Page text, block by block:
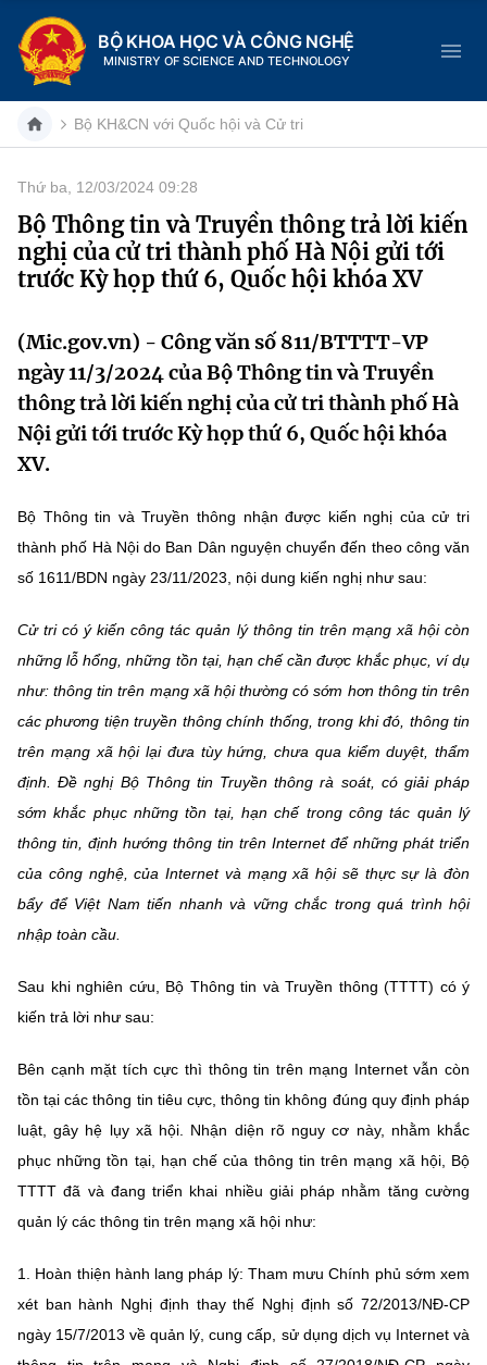
BỘ KHOA HỌC VÀ CÔNG NGHỆ
MINISTRY OF SCIENCE AND TECHNOLOGY
Danh mục
Trang chủ
Chức năng nhiệm vụ
Cơ cấu tổ chức
Lịch sử phát triển
Sở Khoa học và Công nghệ
Tin tức sự kiện
Khoa học và Công nghệ
Đổi mới sáng tạo
Chuyển đổi số
Bưu chính, Viễn thông
Sở hữu trí tuệ
Năng lượng nguyên tử
Tin tổng hợp
Tin địa phương
Dịch vụ công
Hệ thống văn bản
Văn bản QPPL
Lấy ý kiến người dân về dự thảo VBQPPL
MST IOFFICE
THỐNG KÊ
Đổi mới sáng tạo
Chuyển đổi số
Bưu chính, Viễn thông
Sở hữu trí tuệ
Tiêu chuẩn, đo lường, chất lượng
Năng lượng nguyên tử
THƯ ĐIỆN TỬ
Videos
Infographic
Ảnh
Nhiệm vụ trọng tâm
Chọn ngôn ngữ
BỘ KHOA HỌC VÀ CÔNG NGHỆ
MINISTRY OF SCIENCE AND TECHNOLOGY
Điều khoản sử dụng
Cơ quan chủ quản: Bộ Khoa học và Công nghệ (MST)
Chịu trách nhiệm nội dung: Nguyễn Thị Hải Hằng
Liên hệ
Bộ KH&CN với Quốc hội và Cử tri
Thứ ba, 12/03/2024 09:28
Bộ Thông tin và Truyền thông trả lời kiến
nghị của cử tri thành phố Hà Nội gửi tới
trước Kỳ họp thứ 6, Quốc hội khóa XV
(Mic.gov.vn) - Công văn số 811/BTTTT-VP
ngày 11/3/2024 của Bộ Thông tin và Truyền
thông trả lời kiến nghị của cử tri thành phố Hà
Nội gửi tới trước Kỳ họp thứ 6, Quốc hội khóa
XV.
Bộ Thông tin và Truyền thông nhận được kiến nghị của cử tri
thành phố Hà Nội do Ban Dân nguyện chuyển đến theo công văn
số 1611/BDN ngày 23/11/2023, nội dung kiến nghị như sau:
Cử tri có ý kiến công tác quản lý thông tin trên mạng xã hội còn
những lỗ hổng, những tồn tại, hạn chế cần được khắc phục, ví dụ
như: thông tin trên mạng xã hội thường có sớm hơn thông tin trên
các phương tiện truyền thông chính thống, trong khi đó, thông tin
trên mạng xã hội lại đưa tùy hứng, chưa qua kiểm duyệt, thẩm
định. Đề nghị Bộ Thông tin Truyền thông rà soát, có giải pháp
sớm khắc phục những tồn tại, hạn chế trong công tác quản lý
thông tin, định hướng thông tin trên Internet để những phát triển
của công nghệ, của Internet và mạng xã hội sẽ thực sự là đòn
bẩy để Việt Nam tiến nhanh và vững chắc trong quá trình hội
nhập toàn cầu.
Sau khi nghiên cứu, Bộ Thông tin và Truyền thông (TTTT) có ý
kiến trả lời như sau:
Bên cạnh mặt tích cực thì thông tin trên mạng Internet vẫn còn
tồn tại các thông tin tiêu cực, thông tin không đúng quy định pháp
luật, gây hệ lụy xã hội. Nhận diện rõ nguy cơ này, nhằm khắc
phục những tồn tại, hạn chế của thông tin trên mạng xã hội, Bộ
TTTT đã và đang triển khai nhiều giải pháp nhằm tăng cường
quản lý các thông tin trên mạng xã hội như:
1. Hoàn thiện hành lang pháp lý: Tham mưu Chính phủ sớm xem
xét ban hành Nghị định thay thế Nghị định số 72/2013/NĐ-CP
ngày 15/7/2013 về quản lý, cung cấp, sử dụng dịch vụ Internet và